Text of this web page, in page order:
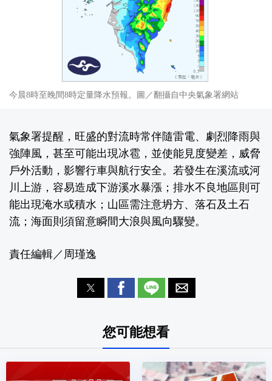
今晨8時至晚間8時定量降水預報。圖／翻攝自中央氣象署網站
氣象署提醒，旺盛的對流時常伴隨雷電、劇烈降雨與
強陣風，甚至可能出現冰雹，並使能見度變差，威脅
戶外活動，影響行車與航行安全。若發生在溪流或河
川上游，容易造成下游溪水暴漲；排水不良地區則可
能出現淹水或積水；山區需注意坍方、落石及土石
流；海面則須留意瞬間大浪與風向驟變。
責任編輯／周瑾逸
您可能想看